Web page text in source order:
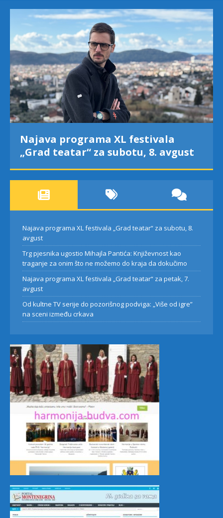
Najava programa XL festivala
„Grad teatar“ za subotu, 8. avgust
Najava programa XL festivala „Grad teatar“ za subotu, 8.
avgust
Trg pjesnika ugostio Mihajla Pantića: Književnost kao
traganje za onim što ne možemo do kraja da dokučimo
Najava programa XL festivala „Grad teatar“ za petak, 7.
avgust
Od kultne TV serije do pozorišnog podviga: „Više od igre”
na sceni između crkava